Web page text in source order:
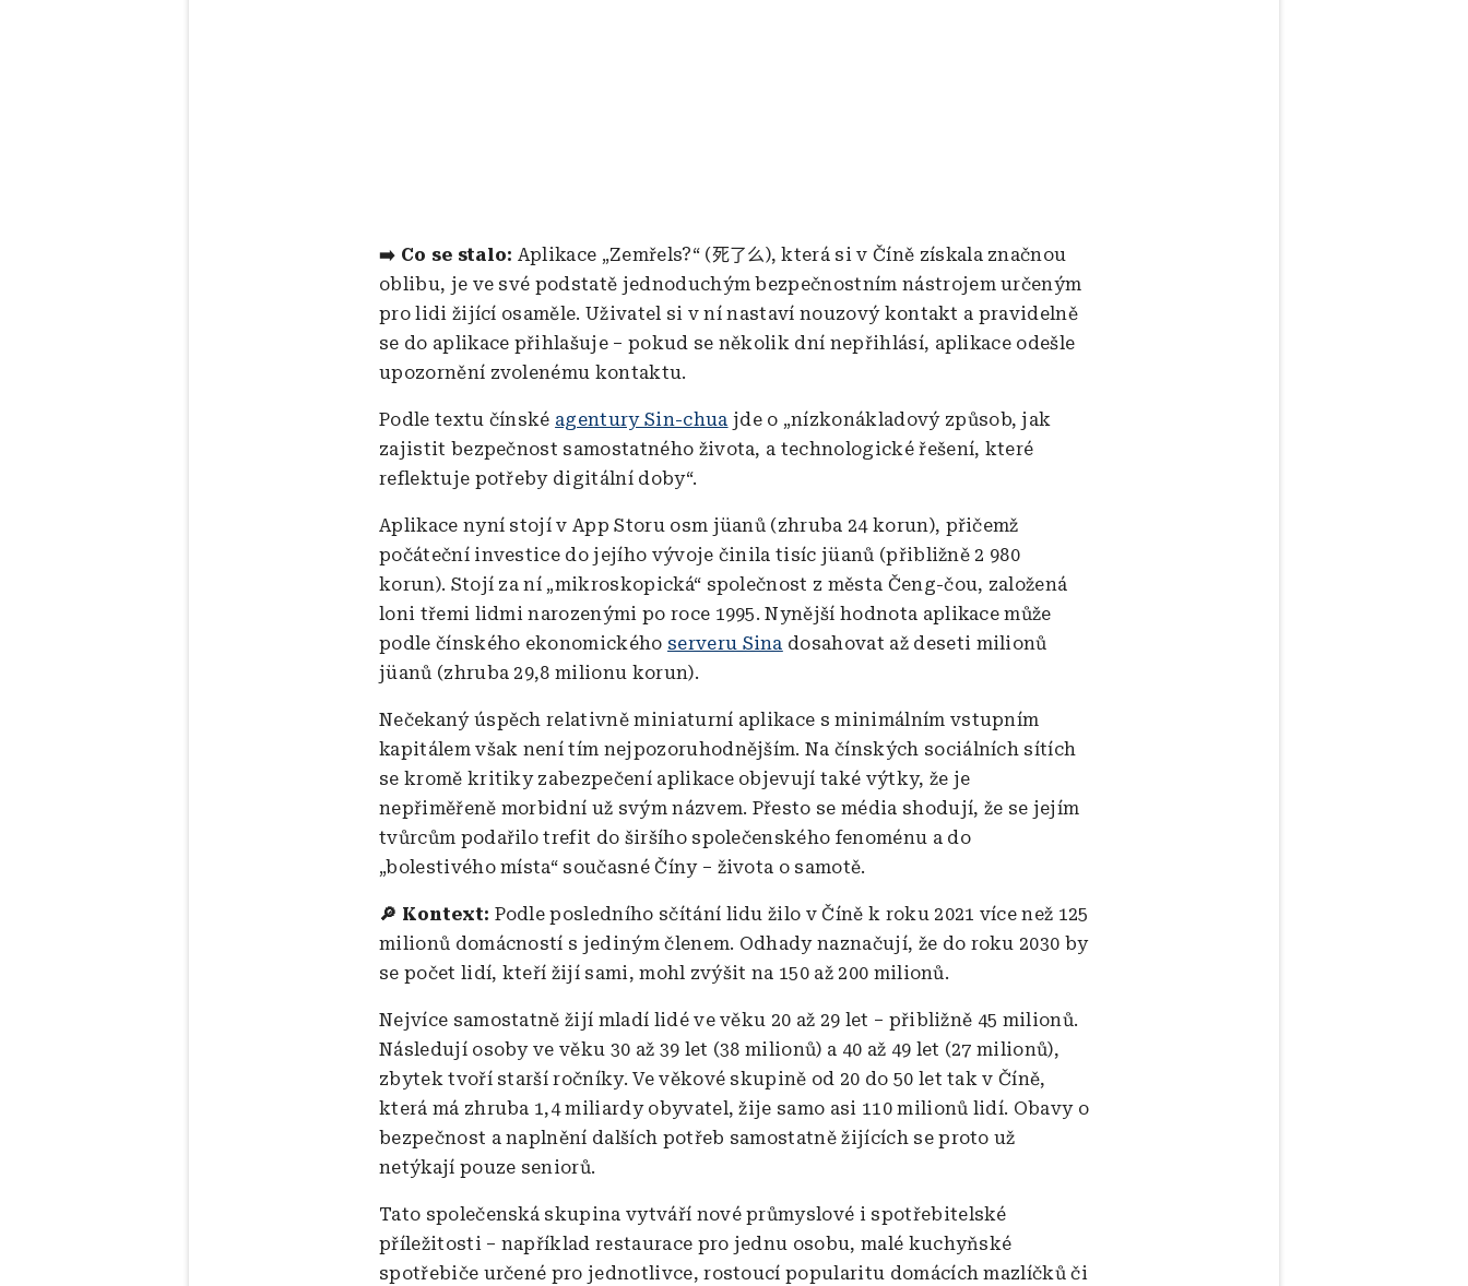
➡️ Co se stalo: Aplikace „Zemřels?“ (死了么), která si v Číně získala značnou
oblibu, je ve své podstatě jednoduchým bezpečnostním nástrojem určeným
pro lidi žijící osaměle. Uživatel si v ní nastaví nouzový kontakt a pravidelně
se do aplikace přihlašuje – pokud se několik dní nepřihlásí, aplikace odešle
upozornění zvolenému kontaktu.
Podle textu čínské agentury Sin-chua jde o „nízkonákladový způsob, jak
zajistit bezpečnost samostatného života, a technologické řešení, které
reflektuje potřeby digitální doby“.
Aplikace nyní stojí v App Storu osm jüanů (zhruba 24 korun), přičemž
počáteční investice do jejího vývoje činila tisíc jüanů (přibližně 2 980
korun). Stojí za ní „mikroskopická“ společnost z města Čeng-čou, založená
loni třemi lidmi narozenými po roce 1995. Nynější hodnota aplikace může
podle čínského ekonomického serveru Sina dosahovat až deseti milionů
jüanů (zhruba 29,8 milionu korun).
Nečekaný úspěch relativně miniaturní aplikace s minimálním vstupním
kapitálem však není tím nejpozoruhodnějším. Na čínských sociálních sítích
se kromě kritiky zabezpečení aplikace objevují také výtky, že je
nepřiměřeně morbidní už svým názvem. Přesto se média shodují, že se jejím
tvůrcům podařilo trefit do širšího společenského fenoménu a do
„bolestivého místa“ současné Číny – života o samotě.
🔎 Kontext: Podle posledního sčítání lidu žilo v Číně k roku 2021 více než 125
milionů domácností s jediným členem. Odhady naznačují, že do roku 2030 by
se počet lidí, kteří žijí sami, mohl zvýšit na 150 až 200 milionů.
Nejvíce samostatně žijí mladí lidé ve věku 20 až 29 let – přibližně 45 milionů.
Následují osoby ve věku 30 až 39 let (38 milionů) a 40 až 49 let (27 milionů),
zbytek tvoří starší ročníky. Ve věkové skupině od 20 do 50 let tak v Číně,
která má zhruba 1,4 miliardy obyvatel, žije samo asi 110 milionů lidí. Obavy o
bezpečnost a naplnění dalších potřeb samostatně žijících se proto už
netýkají pouze seniorů.
Tato společenská skupina vytváří nové průmyslové i spotřebitelské
příležitosti – například restaurace pro jednu osobu, malé kuchyňské
spotřebiče určené pro jednotlivce, rostoucí popularitu domácích mazlíčků či